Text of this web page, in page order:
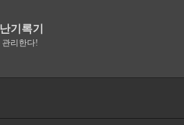
기록기
관리한다!